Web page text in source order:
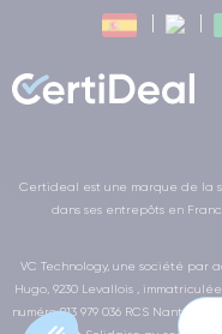
Certideal est une marque de la
dans ses entrepôts en
VC Technology, une société par
Hugo, 9230 Levallois ,
numéro 813 979 036 RCS